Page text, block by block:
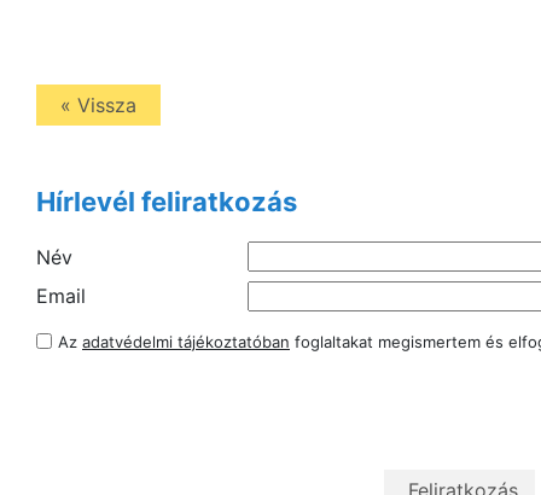
« Vissza
Hírlevél feliratkozás
Név
Email
Az adatvédelmi tájékoztatóban foglaltakat megismertem és